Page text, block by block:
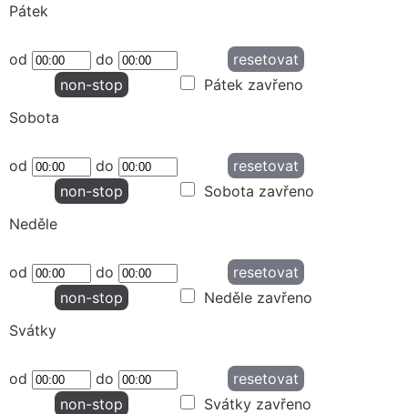
Pátek
od do
resetovat
non-stop
Pátek zavřeno
Sobota
od do
resetovat
non-stop
Sobota zavřeno
Neděle
od do
resetovat
non-stop
Neděle zavřeno
Svátky
od do
resetovat
non-stop
Svátky zavřeno